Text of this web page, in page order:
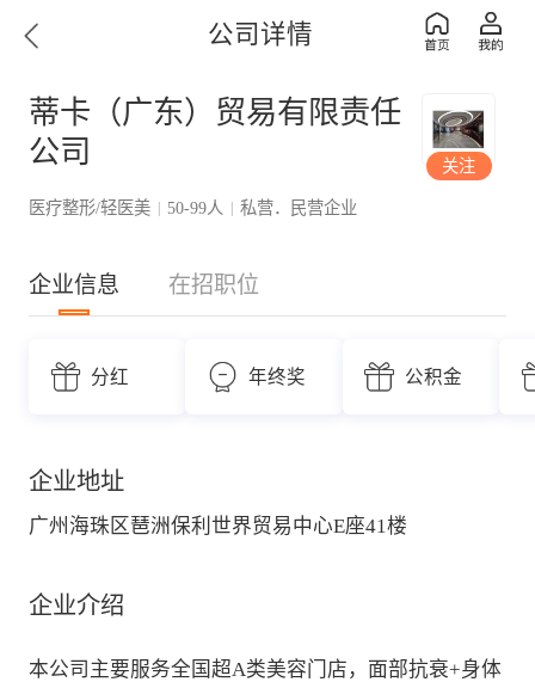
公司详情
蒂卡（广东）贸易有限责任
公司
医疗整形/轻医美 | 50-99人 | 私营．民营企业
关注
企业信息 在招职位
分红 年终奖 公积金
企业地址
广州海珠区琶洲保利世界贸易中心E座41楼
企业介绍
本公司主要服务全国超A类美容门店，面部抗衰+身体